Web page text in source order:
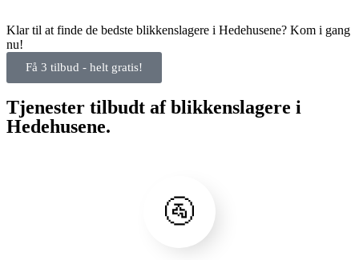
Klar til at finde de bedste blikkenslagere i Hedehusene? Kom i gang
nu!
Få 3 tilbud - helt gratis!
Tjenester tilbudt af blikkenslagere i
Hedehusene.
🚰